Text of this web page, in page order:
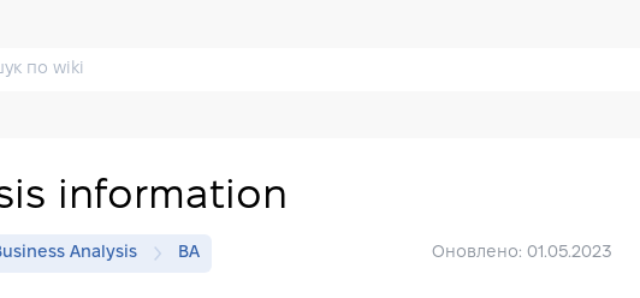
information
Analysis BA Оновлено: 01.05.2023